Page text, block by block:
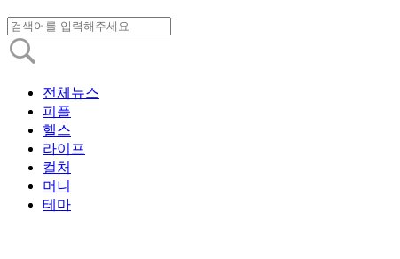
전체뉴스
피플
헬스
라이프
컬처
머니
테마